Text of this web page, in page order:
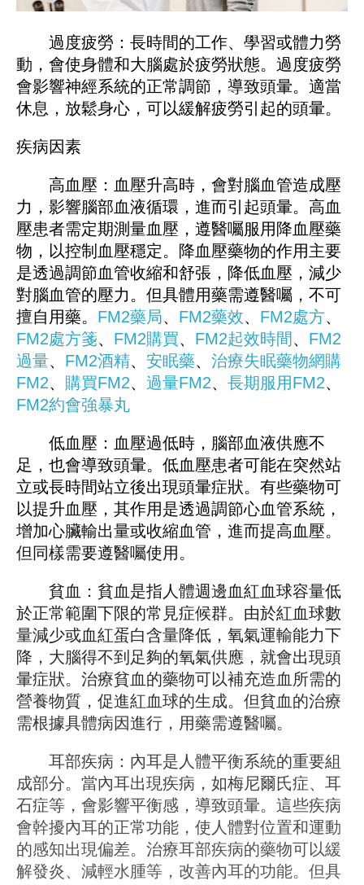
過度疲勞：長時間的工作、學習或體力勞
動，會使身體和大腦處於疲勞狀態。過度疲勞
會影響神經系統的正常調節，導致頭暈。適當
休息，放鬆身心，可以緩解疲勞引起的頭暈。
疾病因素
高血壓：血壓升高時，會對腦血管造成壓
力，影響腦部血液循環，進而引起頭暈。高血
壓患者需定期測量血壓，遵醫囑服用降血壓藥
物，以控制血壓穩定。降血壓藥物的作用主要
是透過調節血管收縮和舒張，降低血壓，減少
對腦血管的壓力。但具體用藥需遵醫囑，不可
擅自用藥。 FM2藥局、 FM2藥效、 FM2處方、
FM2處方箋、 FM2購買、 FM2起效時間、 FM2
過量、 FM2酒精、 安眠藥、 治療失眠藥物網購
FM2、 購買FM2、 過量FM2、 長期服用FM2、
FM2約會強暴丸
低血壓：血壓過低時，腦部血液供應不
足，也會導致頭暈。低血壓患者可能在突然站
立或長時間站立後出現頭暈症狀。有些藥物可
以提升血壓，其作用是透過調節心血管系統，
增加心臟輸出量或收縮血管，進而提高血壓。
但同樣需要遵醫囑使用。
貧血：貧血是指人體​​週邊血紅血球容量低
於正常範圍下限的常見症候群。由於紅血球數
量減少或血紅蛋白含量降低，氧氣運輸能力下
降，大腦得不到足夠的氧氣供應，就會出現頭
暈症狀。治療貧血的藥物可以補充造血所需的
營養物質，促進紅血球的生成。但貧血的治療
需根據具體病因進行，用藥需遵醫囑。
耳部疾病：內耳是人體平衡系統的重要組
成部分。當內耳出現疾病，如梅尼爾氏症、耳
石症等，會影響平衡感，導致頭暈。這些疾病
會幹擾內耳的正常功能，使人體對位置和運動
的感知出現偏差。治療耳部疾病的藥物可以緩
解發炎、減輕水腫等，改善內耳的功能。但具